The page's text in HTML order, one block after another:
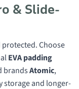
& Slide-
Choose
EVA padding
brandsAtomic,
storage and longer-